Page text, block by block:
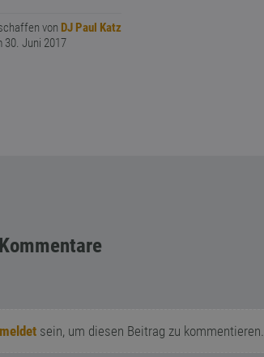
von DJ Paul Katz
30. Juni 2017
sein, um diesen Beitrag zu kommentieren.